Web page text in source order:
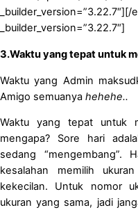
_builder_version=”3.22.7″]
3.Waktu yang tepat untuk
Waktu yang Admin
Amigo semuanya hehehe..
Waktu yang tepat untuk
mengapa? Sore hari
sedang “mengembang”.
kesalahan memilih
kekecilan. Untuk nomor
ukuran yang sama, jadi